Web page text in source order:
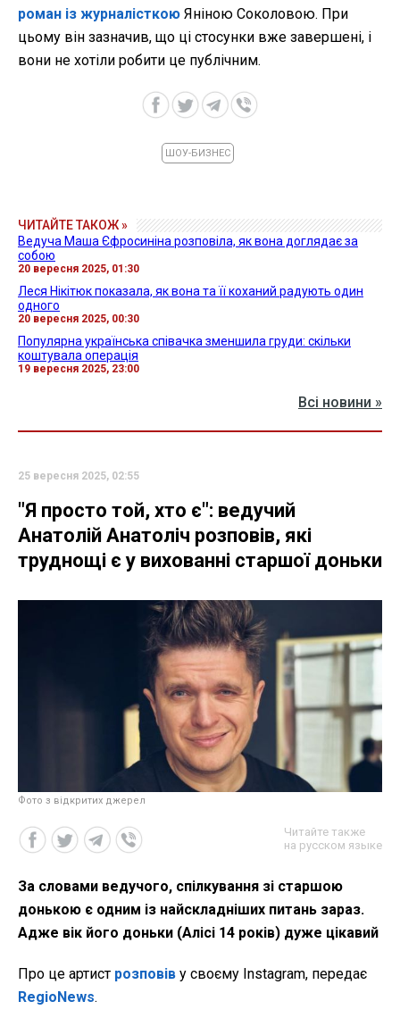
роман із журналісткою Яніною Соколовою. При
цьому він зазначив, що ці стосунки вже завершені, і
вони не хотіли робити це публічним.
ШОУ-БИЗНЕС
ЧИТАЙТЕ ТАКОЖ »
Ведуча Маша Єфросиніна розповіла, як вона доглядає за
собою
20 вересня 2025, 01:30
Леся Нікітюк показала, як вона та її коханий радують один
одного
20 вересня 2025, 00:30
Популярна українська співачка зменшила груди: скільки
коштувала операція
19 вересня 2025, 23:00
Всі новини »
25 вересня 2025, 02:55
"Я просто той, хто є": ведучий
Анатолій Анатоліч розповів, які
труднощі є у вихованні старшої доньки
Фото з відкритих джерел
Читайте также
на русском языке
За словами ведучого, спілкування зі старшою
донькою є одним із найскладніших питань зараз.
Адже вік його доньки (Алісі 14 років) дуже цікавий
Про це артист розповів у своєму Instagram, передає
RegioNews.